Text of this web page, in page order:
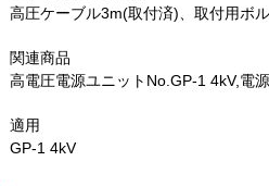
高圧ケーブル3m(取付済)、取付用ボ
関連商品
高電圧電源ユニットNo.GP-1 4kV,電
適用
GP-1 4kV